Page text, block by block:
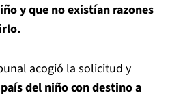
y que no existían razones
acogió la solicitud y
del niño con destino a